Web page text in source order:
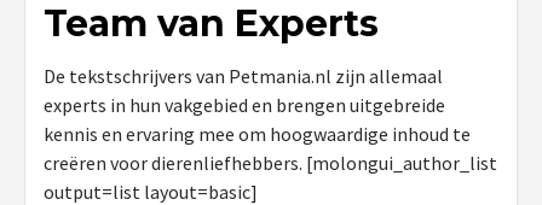
Team van Experts
De tekstschrijvers van Petmania.nl zijn allemaal
experts in hun vakgebied en brengen uitgebreide
kennis en ervaring mee om hoogwaardige inhoud te
creëren voor dierenliefhebbers. [molongui_author_list
output=list layout=basic]